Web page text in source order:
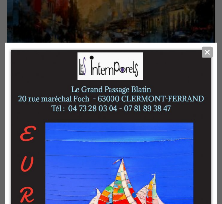
Avenue de Rivoli
Benoit Havard